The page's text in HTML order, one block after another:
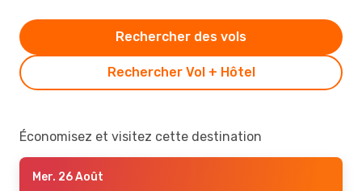
Rechercher Vol + Hôtel
Rechercher des vols
Économisez et visitez cette destination
Mer. 26 Août